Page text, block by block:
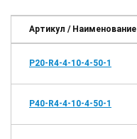
Артикул / Наименование
P20-R4-4-10-4-50-1
P40-R4-4-10-4-50-1